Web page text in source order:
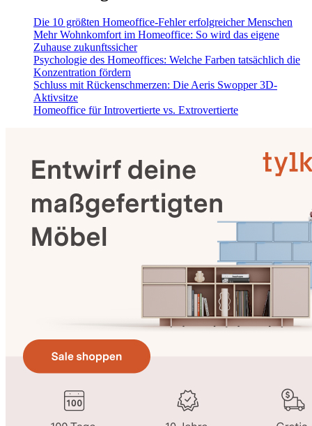
Die 10 größten Homeoffice-Fehler erfolgreicher Menschen
Mehr Wohnkomfort im Homeoffice: So wird das eigene
Zuhause zukunftssicher
Psychologie des Homeoffices: Welche Farben tatsächlich die
Konzentration fördern
Schluss mit Rückenschmerzen: Die Aeris Swopper 3D-
Aktivsitze
Homeoffice für Introvertierte vs. Extrovertierte